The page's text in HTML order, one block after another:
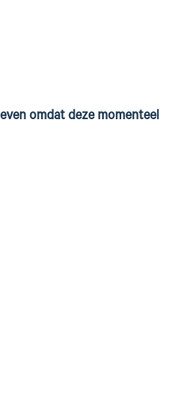
omdat deze momenteel